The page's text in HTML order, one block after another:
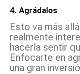
4. Agrádalos
Esto va más
realmente
hacerla sentir
Enfocarte en
una gran